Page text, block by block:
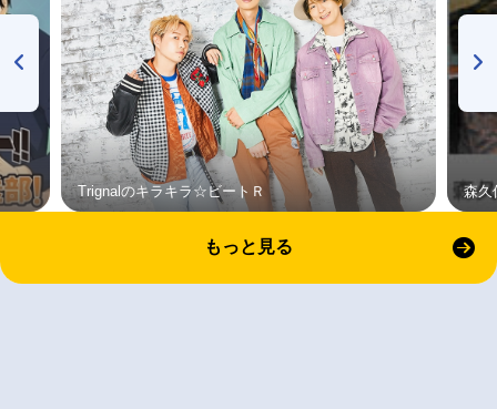
Trignalのキラキラ☆ビートＲ 森久
もっと見る